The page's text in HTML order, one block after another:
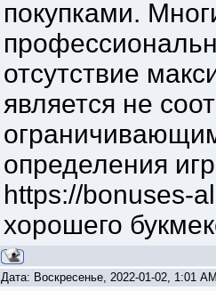
покупками.
отсутствие
является не
определения
https://bonuses-
хорошего
Дата: Воскресенье, 2022-01-02, 1:01